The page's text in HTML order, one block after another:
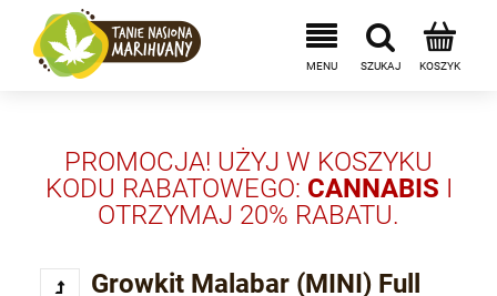
PROMOCJA! UŻYJ W KOSZYKU
KODU RABATOWEGO: CANNABIS I
OTRZYMAJ 20% RABATU.
Growkit Malabar (MINI) Full